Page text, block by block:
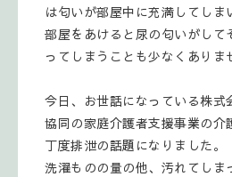
は匂いが部屋中に充満してしま
部屋をあけると尿の匂いがして
ってしまうことも少なくありま
今日、お世話になっている株式
協同の家庭介護者支援事業の介
丁度排泄の話題になりました。
洗濯ものの量の他、汚れてしま